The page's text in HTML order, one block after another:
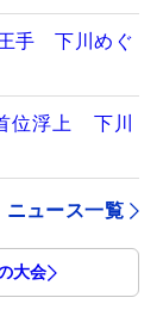
手 下川めぐ
位浮上 下川
ニュース一覧
大会